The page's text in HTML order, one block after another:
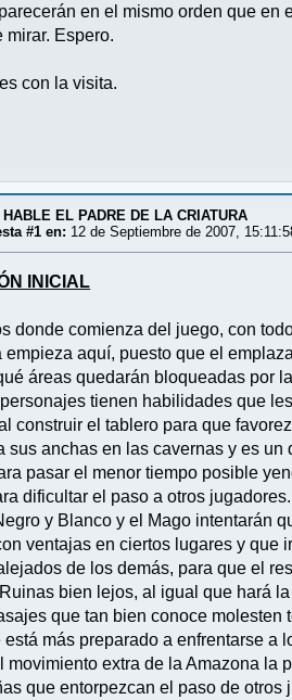
en el mismo orden que en
mirar. Espero.
con la visita.
EL PADRE DE LA CRIATURA
#1 en: 12 de Septiembre de 2007,
INICIAL
donde comienza del juego, con
empieza aquí, puesto que el
áreas quedarán bloqueadas por
tienen habilidades que
construir el tablero para que
sus anchas en las cavernas y es
pasar el menor tiempo posible
dificultar el paso a otros
y Blanco y el Mago intentarán
ventajas en ciertos lugares y
de los demás, para que el
bien lejos, al igual que hará
que tan bien conoce
está más preparado a enfrentarse
movimiento extra de la Amazona la
que entorpezcan el paso de